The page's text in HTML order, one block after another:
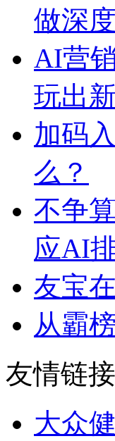
做深
AI营
玩出
加码
么？
不争
应AI
友宝
从霸
友情链接
大众